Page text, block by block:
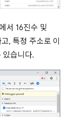
서 16진수 및
, 특정 주소로 이
있습니다.